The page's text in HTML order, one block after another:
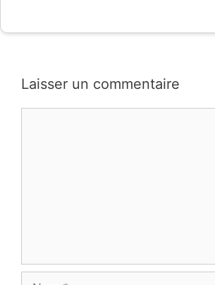
Laisser un commentaire